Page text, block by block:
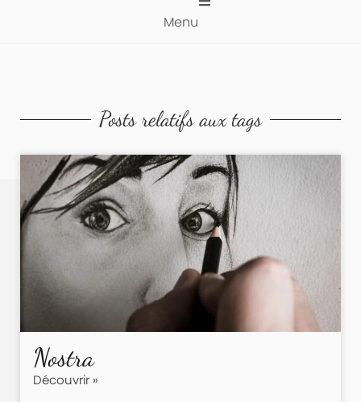
Menu
Posts relatifs aux tags
Nostra
Découvrir »